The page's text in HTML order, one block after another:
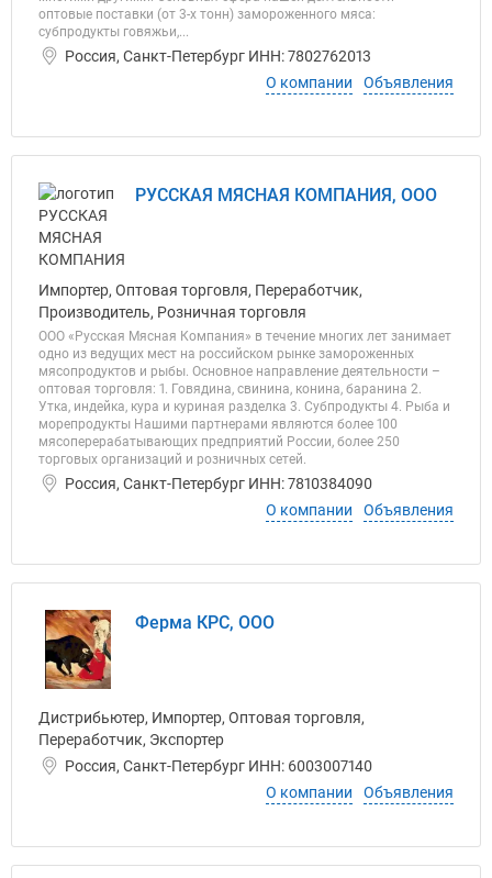
оптовые поставки (от 3-х тонн) замороженного мяса:
субпродукты говяжьи,...
Россия, Санкт-Петербург ИНН: 7802762013
О компании
Объявления
РУССКАЯ МЯСНАЯ КОМПАНИЯ, ООО
Импортер, Оптовая торговля, Переработчик,
Производитель, Розничная торговля
ООО «Русская Мясная Компания» в течение многих лет занимает
одно из ведущих мест на российском рынке замороженных
мясопродуктов и рыбы. Основное направление деятельности –
оптовая торговля: 1. Говядина, свинина, конина, баранина 2.
Утка, индейка, кура и куриная разделка 3. Субпродукты 4. Рыба и
морепродукты Нашими партнерами являются более 100
мясоперерабатывающих предприятий России, более 250
торговых организаций и розничных сетей.
Россия, Санкт-Петербург ИНН: 7810384090
О компании
Объявления
Ферма КРС, ООО
Дистрибьютер, Импортер, Оптовая торговля,
Переработчик, Экспортер
Россия, Санкт-Петербург ИНН: 6003007140
О компании
Объявления